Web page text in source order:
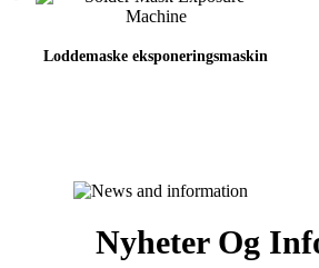
Loddemaske eksponeringsmaskin
Nyheter Og